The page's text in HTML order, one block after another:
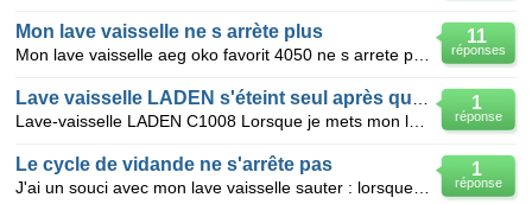
11
réponses
Mon lave vaisselle ne s arrète plus
1
réponse
1
réponse
Le cycle de vidande ne s'arrête pas